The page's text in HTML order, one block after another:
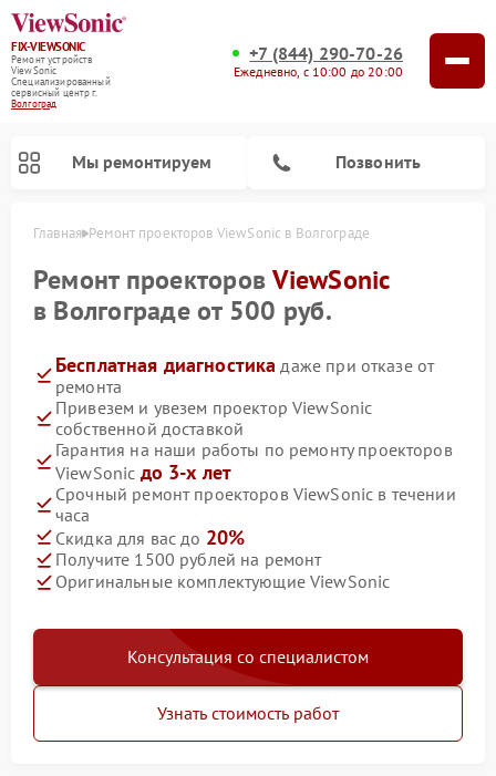
FIX-VIEWSONIC
Ремонт устройств
ViewSonic
Специализированный
cервисный центр г.
Волгоград
+7 (844) 290-70-26
Ежедневно, с 10:00 до 20:00
Мы ремонтируем Позвонить
Главная Ремонт проекторов ViewSonic в Волгограде
Ремонт проекторовViewSonic
в Волгограде от 500 руб.
Бесплатная диагностика даже при отказе от
ремонта
Привезем и увезем проектор ViewSonic
собственной доставкой
Гарантия на наши работы по ремонту проекторов
ViewSonic до 3-х лет
Срочный ремонт проекторов ViewSonic в течении
часа
Скидка для вас до 20%
Получите 1500 рублей на ремонт
Оригинальные комплектующие ViewSonic
Консультация со специалистом
Узнать стоимость работ